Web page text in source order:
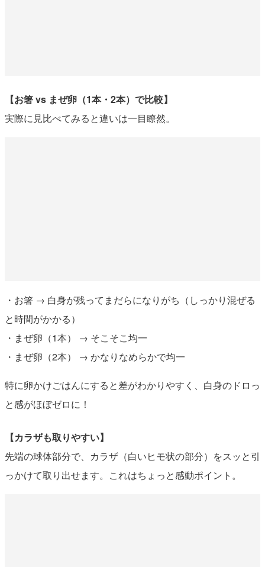
【お箸 vs まぜ卵（1本・2本）で比較】
実際に見比べてみると違いは一目瞭然。
・お箸 → 白身が残ってまだらになりがち（しっかり混ぜる
と時間がかかる）
・まぜ卵（1本） → そこそこ均一
・まぜ卵（2本） → かなりなめらかで均一
特に卵かけごはんにすると差がわかりやすく、白身のドロっ
と感がほぼゼロに！
【カラザも取りやすい】
先端の球体部分で、カラザ（白いヒモ状の部分）をスッと引
っかけて取り出せます。これはちょっと感動ポイント。